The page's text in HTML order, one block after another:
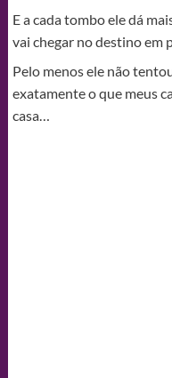
E a cada tombo ele dá
vai chegar no destino em
Pelo menos ele não
exatamente o que meus
casa…